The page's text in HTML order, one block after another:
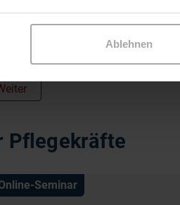
Ablehnen
Pflegekräfte
Seminar